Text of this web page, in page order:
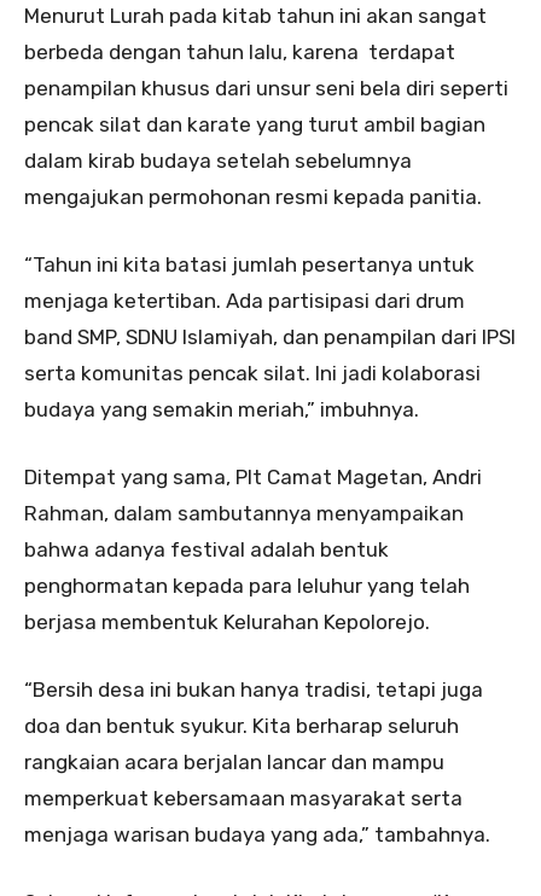
Menurut Lurah pada kitab tahun ini akan sangat
berbeda dengan tahun lalu, karena terdapat
penampilan khusus dari unsur seni bela diri seperti
pencak silat dan karate yang turut ambil bagian
dalam kirab budaya setelah sebelumnya
mengajukan permohonan resmi kepada panitia.
“Tahun ini kita batasi jumlah pesertanya untuk
menjaga ketertiban. Ada partisipasi dari drum
band SMP, SDNU Islamiyah, dan penampilan dari IPSI
serta komunitas pencak silat. Ini jadi kolaborasi
budaya yang semakin meriah,” imbuhnya.
Ditempat yang sama, Plt Camat Magetan, Andri
Rahman, dalam sambutannya menyampaikan
bahwa adanya festival adalah bentuk
penghormatan kepada para leluhur yang telah
berjasa membentuk Kelurahan Kepolorejo.
“Bersih desa ini bukan hanya tradisi, tetapi juga
doa dan bentuk syukur. Kita berharap seluruh
rangkaian acara berjalan lancar dan mampu
memperkuat kebersamaan masyarakat serta
menjaga warisan budaya yang ada,” tambahnya.